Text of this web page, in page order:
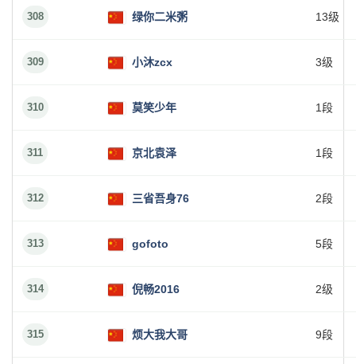
308 绿你二米粥 13级
309 小沐zcx 3级
310 莫笑少年 1段
311 京北袁泽 1段
312 三省吾身76 2段
313 gofoto 5段
314 倪畅2016 2级
315 烦大我大哥 9段